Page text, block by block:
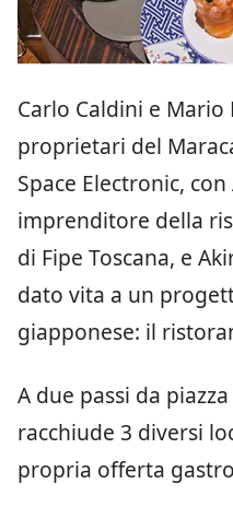
Carlo Caldini e Mario
proprietari del
Space Electronic,
imprenditore della
di Fipe Toscana, e
dato vita a un
giapponese: il
A due passi da
racchiude 3 diversi
propria offerta